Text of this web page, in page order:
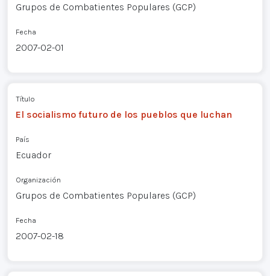
Grupos de Combatientes Populares (GCP)
Fecha
2007-02-01
Título
El socialismo futuro de los pueblos que luchan
País
Ecuador
Organización
Grupos de Combatientes Populares (GCP)
Fecha
2007-02-18